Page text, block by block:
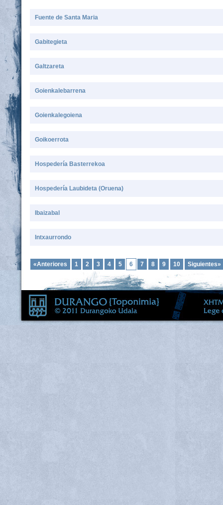
Fuente de Santa Maria
Gabitegieta
Galtzareta
Goienkalebarrena
Goienkalegoiena
Goikoerrota
Hospedería Basterrekoa
Hospedería Laubideta (Oruena)
Ibaizabal
Intxaurrondo
«Anteriores 1 2 3 4 5 6 7 8 9 10 Siguientes»